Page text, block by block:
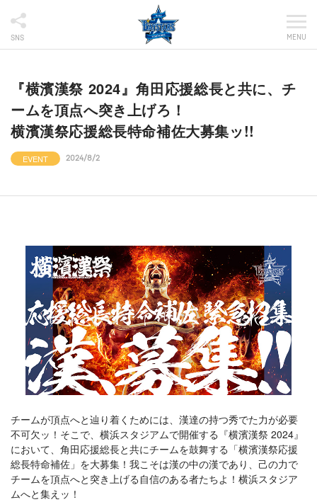
SNS MENU
『横濱漢祭 2024』角田応援総長と共に、チ
ームを頂点へ突き上げろ！
横濱漢祭応援総長特命補佐大募集ッ!!
EVENT 2024/8/2
チームが頂点へと辿り着くためには、漢達の持つ秀でた力が必要
不可欠ッ！そこで、横浜スタジアムで開催する『横濱漢祭 2024』
において、角田応援総長と共にチームを鼓舞する「横濱漢祭応援
総長特命補佐」を大募集！我こそは漢の中の漢であり、己の力で
チームを頂点へと突き上げる自信のある者たちよ！横浜スタジア
ムへと集えッ！